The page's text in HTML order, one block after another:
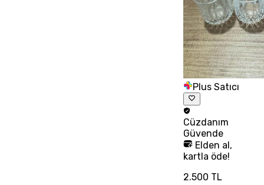
Plus Satıcı
Cüzdanım
Güvende
Elden al,
kartla öde!
2.500 TL